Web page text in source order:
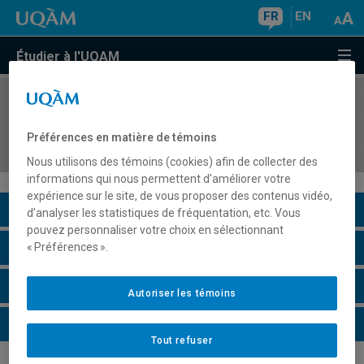
FR EN
Étudier à l'UQAM
COURS//
fondements aux pratiques
Description du cours
Horaire - Été 2026
Horaire - Automne 2026
Horaire - Hiver 2027
Préférences en matière de témoins
Nous utilisons des témoins (cookies) afin de collecter des
informations qui nous permettent d’améliorer votre
expérience sur le site, de vous proposer des contenus vidéo,
d’analyser les statistiques de fréquentation, etc. Vous
pouvez personnaliser votre choix en sélectionnant
« Préférences ».
Tout refuser
Autoriser les témoins